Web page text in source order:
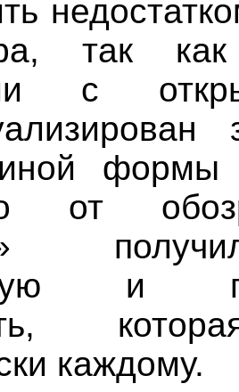
так
с
формы
от
и
каждому.